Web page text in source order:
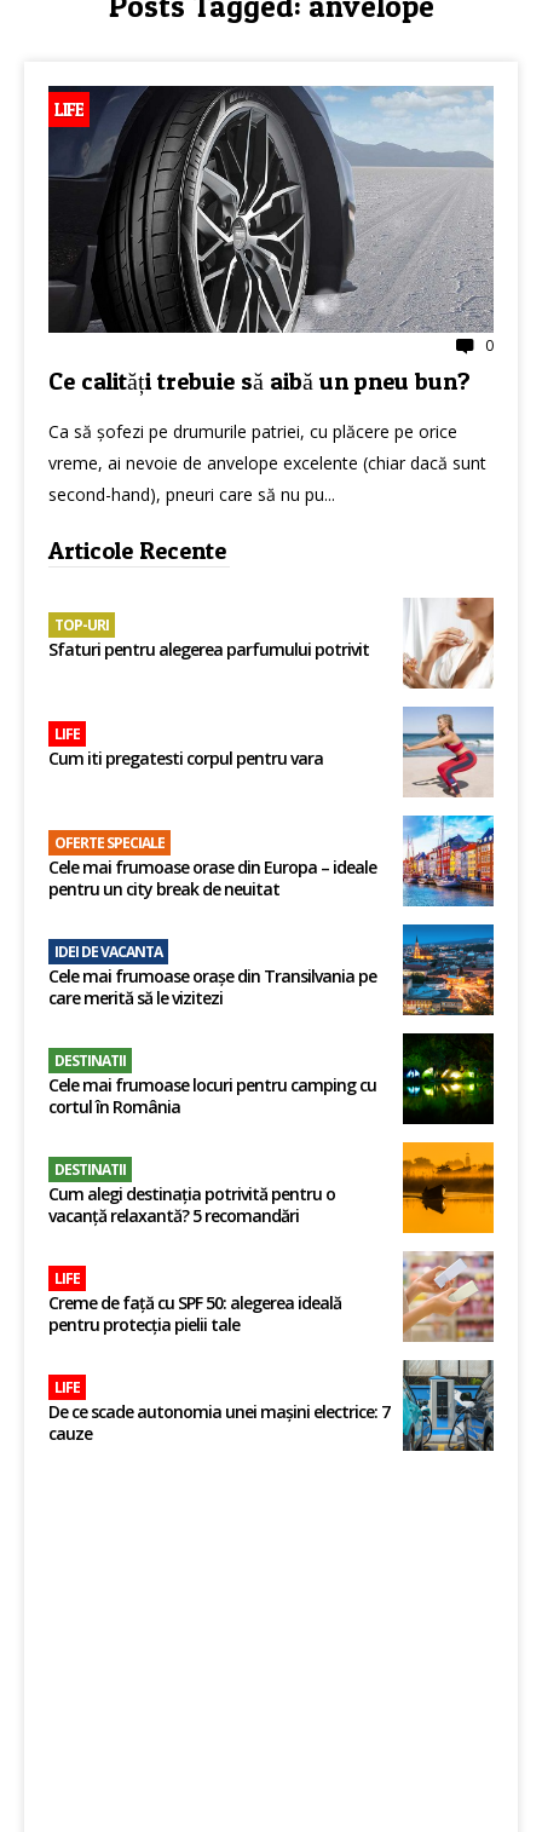
LIFE
0
Ce calități trebuie să aibă un pneu bun?
Ca să șofezi pe drumurile patriei, cu plăcere pe orice
vreme, ai nevoie de anvelope excelente (chiar dacă sunt
second-hand), pneuri care să nu pu...
Articole Recente
TOP-URI
Sfaturi pentru alegerea parfumului potrivit
LIFE
Cum iti pregatesti corpul pentru vara
OFERTE SPECIALE
Cele mai frumoase orase din Europa – ideale
pentru un city break de neuitat
IDEI DE VACANTA
Cele mai frumoase orașe din Transilvania pe
care merită să le vizitezi
DESTINATII
Cele mai frumoase locuri pentru camping cu
cortul în România
DESTINATII
Cum alegi destinația potrivită pentru o
vacanță relaxantă? 5 recomandări
LIFE
Creme de față cu SPF 50: alegerea ideală
pentru protecția pielii tale
LIFE
De ce scade autonomia unei mașini electrice: 7
cauze